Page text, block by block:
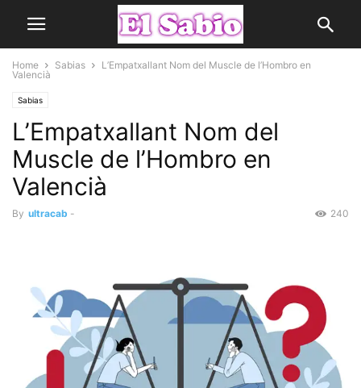
Home Sabias
L’Empatxallant Nom del Muscle de l’Hombro en
Valencià
Sabias
L’Empatxallant Nom del
Muscle de l’Hombro en
Valencià
By ultracab - 240